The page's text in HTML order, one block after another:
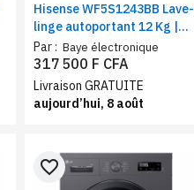
Hisense WF5S1243BB Lave-
linge autoportant 12 Kg |
Machine à chargement
frontal | Auto programme,
Classe énergétique A
Par : Baye électronique
317 500 F CFA
Livraison GRATUITE
aujourd’hui, 8 août
favorite_border